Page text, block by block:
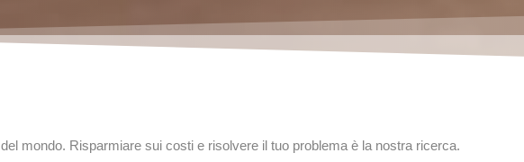
mondo. Risparmiare sui costi e risolvere il tuo problema è la nostra ricerca.